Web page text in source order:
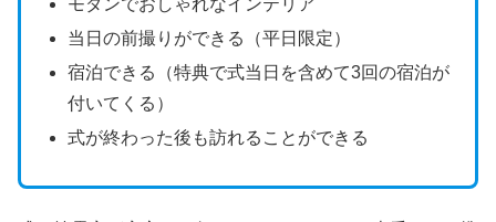
当日の前撮りができる（平日限定）
宿泊できる（特典で式当日を含めて3回の宿泊が
付いてくる）
式が終わった後も訪れることができる